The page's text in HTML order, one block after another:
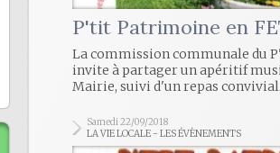
P'tit Patrimoine en
La commission communale du
invite à partager un apéritif
Mairie, suivi d'un repas
Samedi 22/09/2018
LA VIE LOCALE - LES ÉVÈNEMENTS